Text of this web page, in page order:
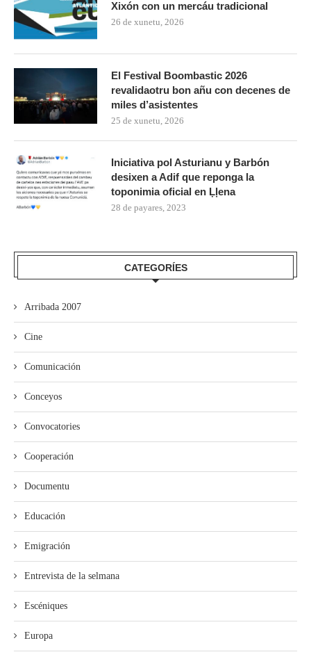
Xixón con un mercáu tradicional
26 de xunetu, 2026
El Festival Boombastic 2026
revalidaotru bon añu con decenes de
miles d’asistentes
25 de xunetu, 2026
Iniciativa pol Asturianu y Barbón
desixen a Adif que reponga la
toponimia oficial en Ḷḷena
28 de payares, 2023
CATEGORÍES
Arribada 2007
Cine
Comunicación
Conceyos
Convocatories
Cooperación
Documentu
Educación
Emigración
Entrevista de la selmana
Escéniques
Europa